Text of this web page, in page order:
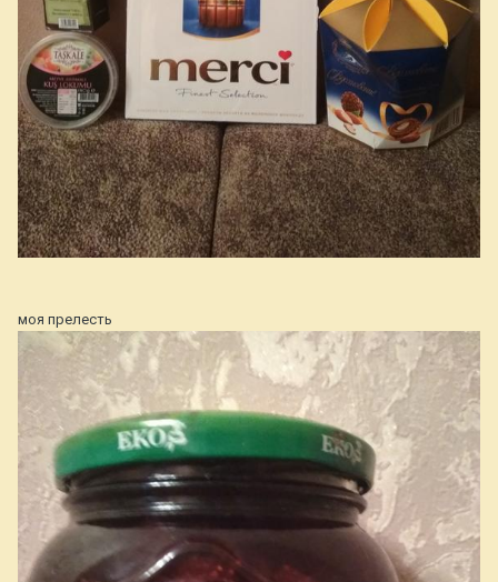
моя прелесть